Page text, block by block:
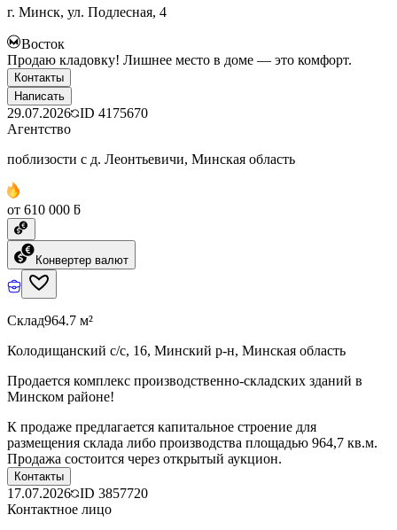
г. Минск, ул. Подлесная, 4
Восток
Продаю кладовку! Лишнее место в доме — это комфорт.
Контакты
Написать
29.07.2026 ID 4175670
Агентство
поблизости с д. Леонтьевичи, Минская область
от 610 000 ƃ
Конвертер валют
Склад964.7 м²
Колодищанский с/с, 16, Минский р-н, Минская область
Продается комплекс производственно-складских зданий в
Минском районе!
К продаже предлагается капитальное строение для
размещения склада либо производства площадью 964,7 кв.м.
Продажа состоится через открытый аукцион.
Контакты
17.07.2026 ID 3857720
Контактное лицо